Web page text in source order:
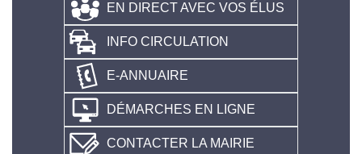
EN DIRECT AVEC VOS ÉLUS
INFO CIRCULATION
E-ANNUAIRE
DÉMARCHES EN LIGNE
CONTACTER LA MAIRIE